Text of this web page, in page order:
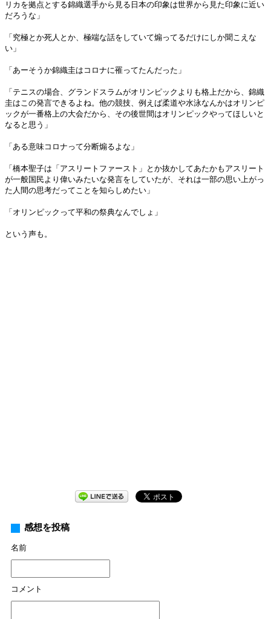
リカを拠点とする錦織選手から見る日本の印象は世界から見た印象に近い
だろうな」
「究極とか死人とか、極端な話をしていて煽ってるだけにしか聞こえな
い」
「あーそうか錦織圭はコロナに罹ってたんだった」
「テニスの場合、グランドスラムがオリンピックよりも格上だから、錦織
圭はこの発言できるよね。他の競技、例えば柔道や水泳なんかはオリンピ
ックが一番格上の大会だから、その後世間はオリンピックやってほしいと
なると思う」
「ある意味コロナって分断煽るよな」
「橋本聖子は「アスリートファースト」とか抜かしてあたかもアスリート
が一般国民より偉いみたいな発言をしていたが、それは一部の思い上がっ
た人間の思考だってことを知らしめたい」
「オリンピックって平和の祭典なんでしょ」
という声も。
感想を投稿
名前
コメント